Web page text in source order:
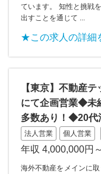
ています。 知性と挑戦
出すことを通じて ...
★この求人の詳細
【東京】不動産
にて企画営業◆未
多数あり！◆20代
法人営業 個人営業
年収 4,000,000円
海外不動産をメインに